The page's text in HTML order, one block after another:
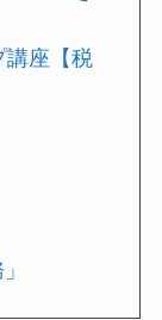
講座【税